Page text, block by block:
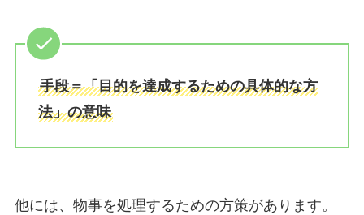
手段＝「目的を達成するための具体的な方
法」の意味
他には、物事を処理するための方策があります。